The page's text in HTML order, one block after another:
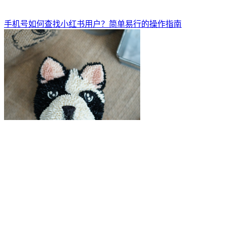
手机号如何查找小红书用户？简单易行的操作指南